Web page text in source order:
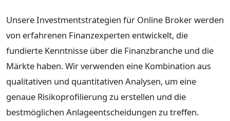
Unsere Investmentstrategien für Online Broker werden
von erfahrenen Finanzexperten entwickelt, die
fundierte Kenntnisse über die Finanzbranche und die
Märkte haben. Wir verwenden eine Kombination aus
qualitativen und quantitativen Analysen, um eine
genaue Risikoprofilierung zu erstellen und die
bestmöglichen Anlageentscheidungen zu treffen.